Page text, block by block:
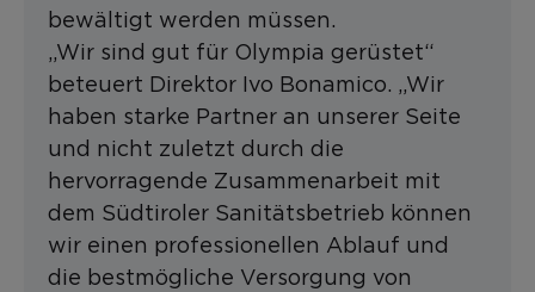
bewältigt werden müssen.
„Wir sind gut für Olympia gerüstet“
beteuert Direktor Ivo Bonamico. „Wir
haben starke Partner an unserer Seite
und nicht zuletzt durch die
hervorragende Zusammenarbeit mit
dem Südtiroler Sanitätsbetrieb können
wir einen professionellen Ablauf und
die bestmögliche Versorgung von